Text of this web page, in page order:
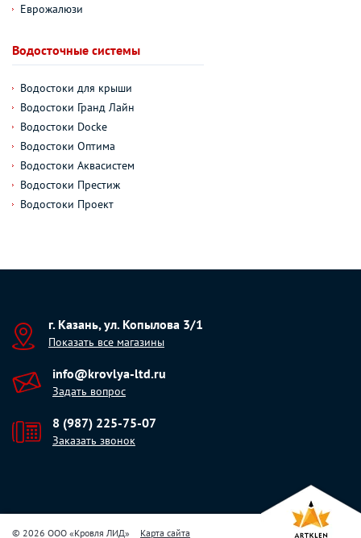
Еврожалюзи
Водосточные системы
Водостоки для крыши
Водостоки Гранд Лайн
Водостоки Docke
Водостоки Оптима
Водостоки Аквасистем
Водостоки Престиж
Водостоки Проект
г. Казань, ул. Копылова 3/1
Показать все магазины
info@krovlya-ltd.ru
Задать вопрос
8 (987) 225-75-07
Заказать звонок
© 2026 ООО «Кровля ЛИД» Карта сайта